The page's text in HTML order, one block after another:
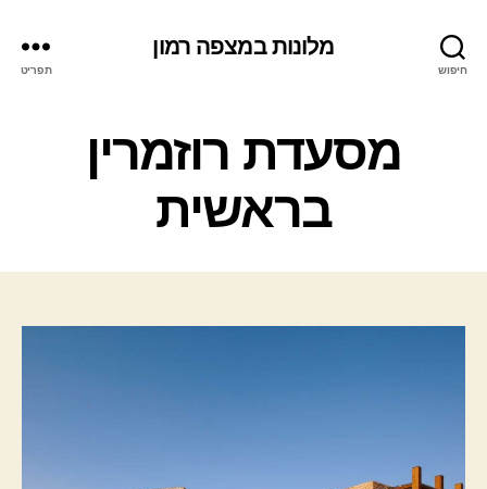
חיפוש
מלונות במצפה רמון
תפריט
ק
ט
ו
ר
ו
מסעדת רוזמרין
בראשית